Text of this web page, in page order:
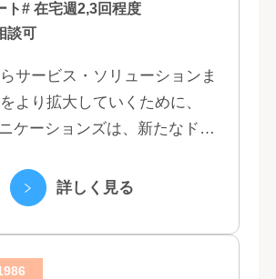
ト# 在宅週2,3回程度
談可
サービス・ソリューションま
より拡大していくために、
ケーションズは、新たなドコ
ウド、ネットワーク、セキュ
...
詳しく見る